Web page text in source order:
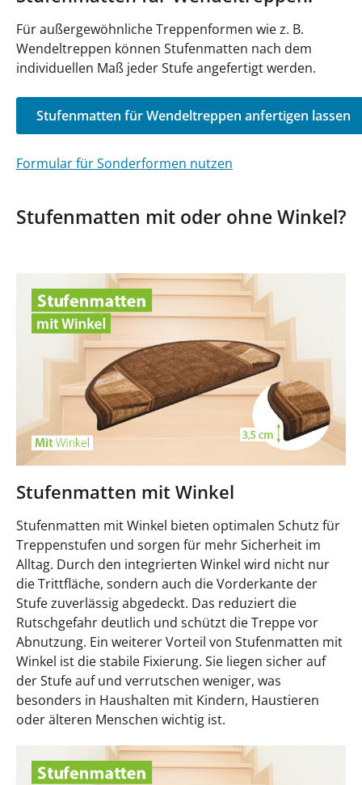
Für außergewöhnliche Treppenformen wie z. B.
Wendeltreppen können Stufenmatten nach dem
individuellen Maß jeder Stufe angefertigt werden.
Stufenmatten für Wendeltreppen anfertigen lassen
Formular für Sonderformen nutzen
Stufenmatten mit oder ohne Winkel?
Stufenmatten mit Winkel
Stufenmatten mit Winkel bieten optimalen Schutz für
Treppenstufen und sorgen für mehr Sicherheit im
Alltag. Durch den integrierten Winkel wird nicht nur
die Trittfläche, sondern auch die Vorderkante der
Stufe zuverlässig abgedeckt. Das reduziert die
Rutschgefahr deutlich und schützt die Treppe vor
Abnutzung. Ein weiterer Vorteil von Stufenmatten mit
Winkel ist die stabile Fixierung. Sie liegen sicher auf
der Stufe auf und verrutschen weniger, was
besonders in Haushalten mit Kindern, Haustieren
oder älteren Menschen wichtig ist.